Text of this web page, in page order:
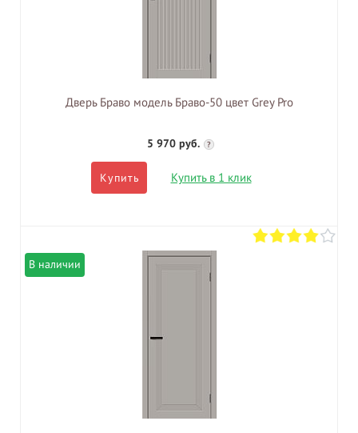
Дверь Браво модель Браво-50 цвет Grey Pro
5 970 руб. ?
Купить Купить в 1 клик
В наличии